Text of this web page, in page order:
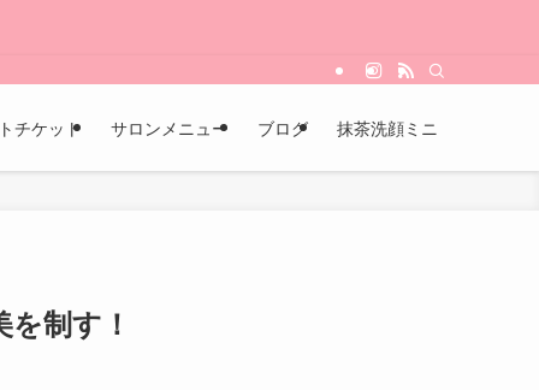
ニューを取り揃えております。肌トラブルでお悩みの女性のための「肌改善
チケット サロンメニュー ブログ 抹茶洗顔ミニ
制す！